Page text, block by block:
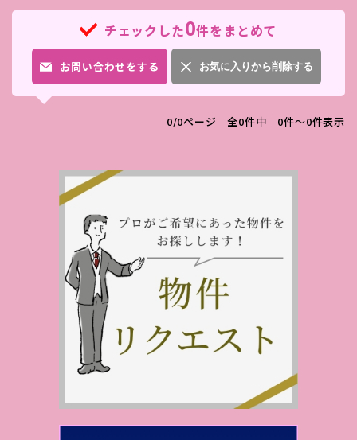
チェックした0件をまとめて
お問い合わせをする お気に入りから削除する
0/0ページ 全0件中 0件〜0件表示